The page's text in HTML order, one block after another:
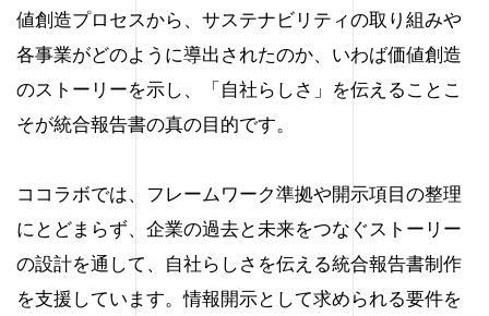
値創造プロセスから、サステナビリティの取り組みや
各事業がどのように導出されたのか、いわば価値創造
のストーリーを示し、「自社らしさ」を伝えることこ
そが統合報告書の真の目的です。
ココラボでは、フレームワーク準拠や開示項目の整理
にとどまらず、企業の過去と未来をつなぐストーリー
の設計を通して、自社らしさを伝える統合報告書制作
を支援しています。情報開示として求められる要件を